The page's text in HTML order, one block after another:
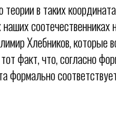
в таких
соотечественниках
Хлебников, которые
факт, что, согласно
формально